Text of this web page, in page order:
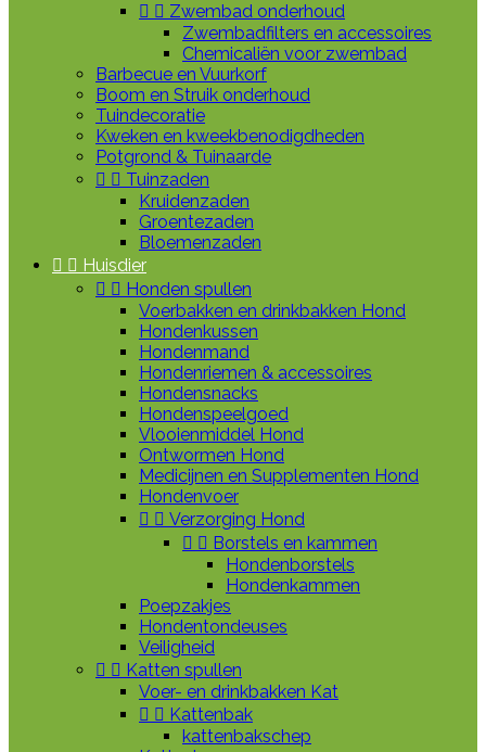
  Zwembad onderhoud
Zwembadfilters en accessoires
Chemicaliën voor zwembad
Barbecue en Vuurkorf
Boom en Struik onderhoud
Tuindecoratie
Kweken en kweekbenodigdheden
Potgrond & Tuinaarde
  Tuinzaden
Kruidenzaden
Groentezaden
Bloemenzaden
  Huisdier
  Honden spullen
Voerbakken en drinkbakken Hond
Hondenkussen
Hondenmand
Hondenriemen & accessoires
Hondensnacks
Hondenspeelgoed
Vlooienmiddel Hond
Ontwormen Hond
Medicijnen en Supplementen Hond
Hondenvoer
  Verzorging Hond
  Borstels en kammen
Hondenborstels
Hondenkammen
Poepzakjes
Hondentondeuses
Veiligheid
  Katten spullen
Voer- en drinkbakken Kat
  Kattenbak
kattenbakschep